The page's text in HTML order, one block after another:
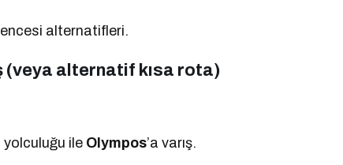
alternatifleri.
(veya alternatif kısa rota)
ile Olympos’a varış.